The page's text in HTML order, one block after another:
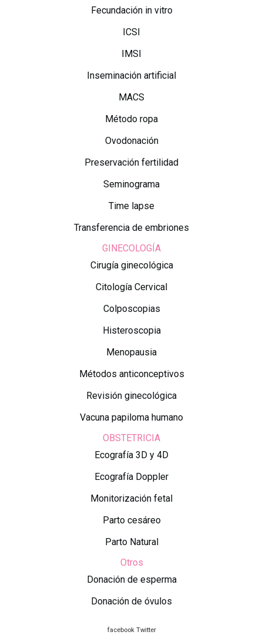
Fecundación in vitro
ICSI
IMSI
Inseminación artificial
MACS
Método ropa
Ovodonación
Preservación fertilidad
Seminograma
Time lapse
Transferencia de embriones
GINECOLOGÍA
Cirugía ginecológica
Citología Cervical
Colposcopias
Histeroscopia
Menopausia
Métodos anticonceptivos
Revisión ginecológica
Vacuna papiloma humano
OBSTETRICIA
Ecografía 3D y 4D
Ecografía Doppler
Monitorización fetal
Parto cesáreo
Parto Natural
Otros
Donación de esperma
Donación de óvulos
facebook Twitter